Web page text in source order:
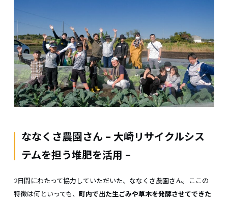
ななくさ農園さん – 大崎リサイクルシス
テムを担う堆肥を活用 –
2日間にわたって協力していただいた、ななくさ農園さん。ここの
特徴は何といっても、 町内で出た生ごみや草木を発酵させてできた